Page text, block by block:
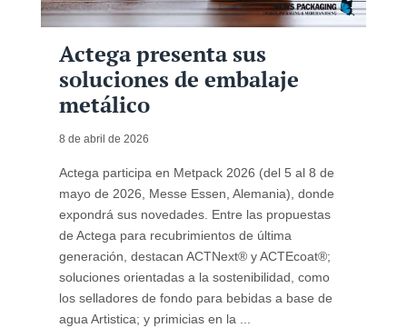
Actega presenta sus
soluciones de embalaje
metálico
8 de abril de 2026
Actega participa en Metpack 2026 (del 5 al 8 de
mayo de 2026, Messe Essen, Alemania), donde
expondrá sus novedades. Entre las propuestas
de Actega para recubrimientos de última
generación, destacan ACTNext® y ACTEcoat®;
soluciones orientadas a la sostenibilidad, como
los selladores de fondo para bebidas a base de
agua Artistica; y primicias en la ...